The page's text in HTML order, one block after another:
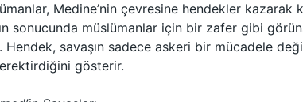
Medine’nin çevresine hendekler kazarak
sonucunda müslümanlar için bir zafer gibi
Hendek, savaşın sadece askeri bir mücadele
gösterir.